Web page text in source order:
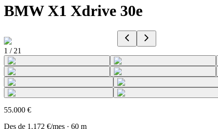
BMW X1 Xdrive 30e
1 / 21
55.000 €
Des de 1.172 €/mes · 60 m